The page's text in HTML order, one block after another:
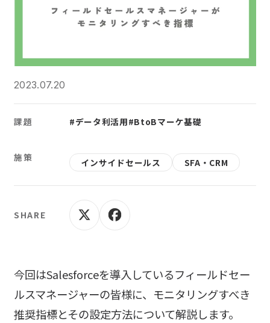
今回はSalesforceを導入しているフィールドセー
ルスマネージャーの皆様に、モニタリングすべき
推奨指標とその設定方法について解説します。
2023.07.20
課題 #データ利活用#BtoBマーケ基礎
施策 インサイドセールス SFA・CRM
SHARE